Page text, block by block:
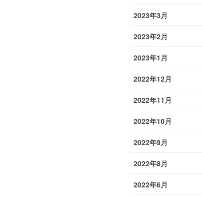
2023年3月
2023年2月
2023年1月
2022年12月
2022年11月
2022年10月
2022年9月
2022年8月
2022年6月